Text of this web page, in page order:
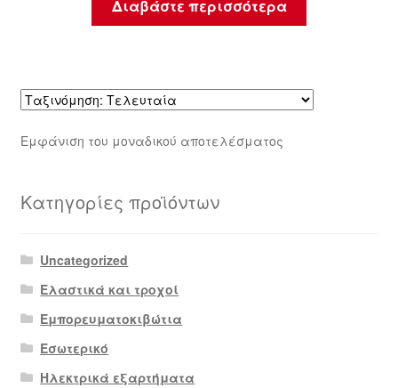
Διαβάστε περισσότερα
Εμφάνιση του μοναδικού αποτελέσματος
Κατηγορίες προϊόντων
Uncategorized
Ελαστικά και τροχοί
Εμπορευματοκιβώτια
Εσωτερικό
Ηλεκτρικά εξαρτήματα